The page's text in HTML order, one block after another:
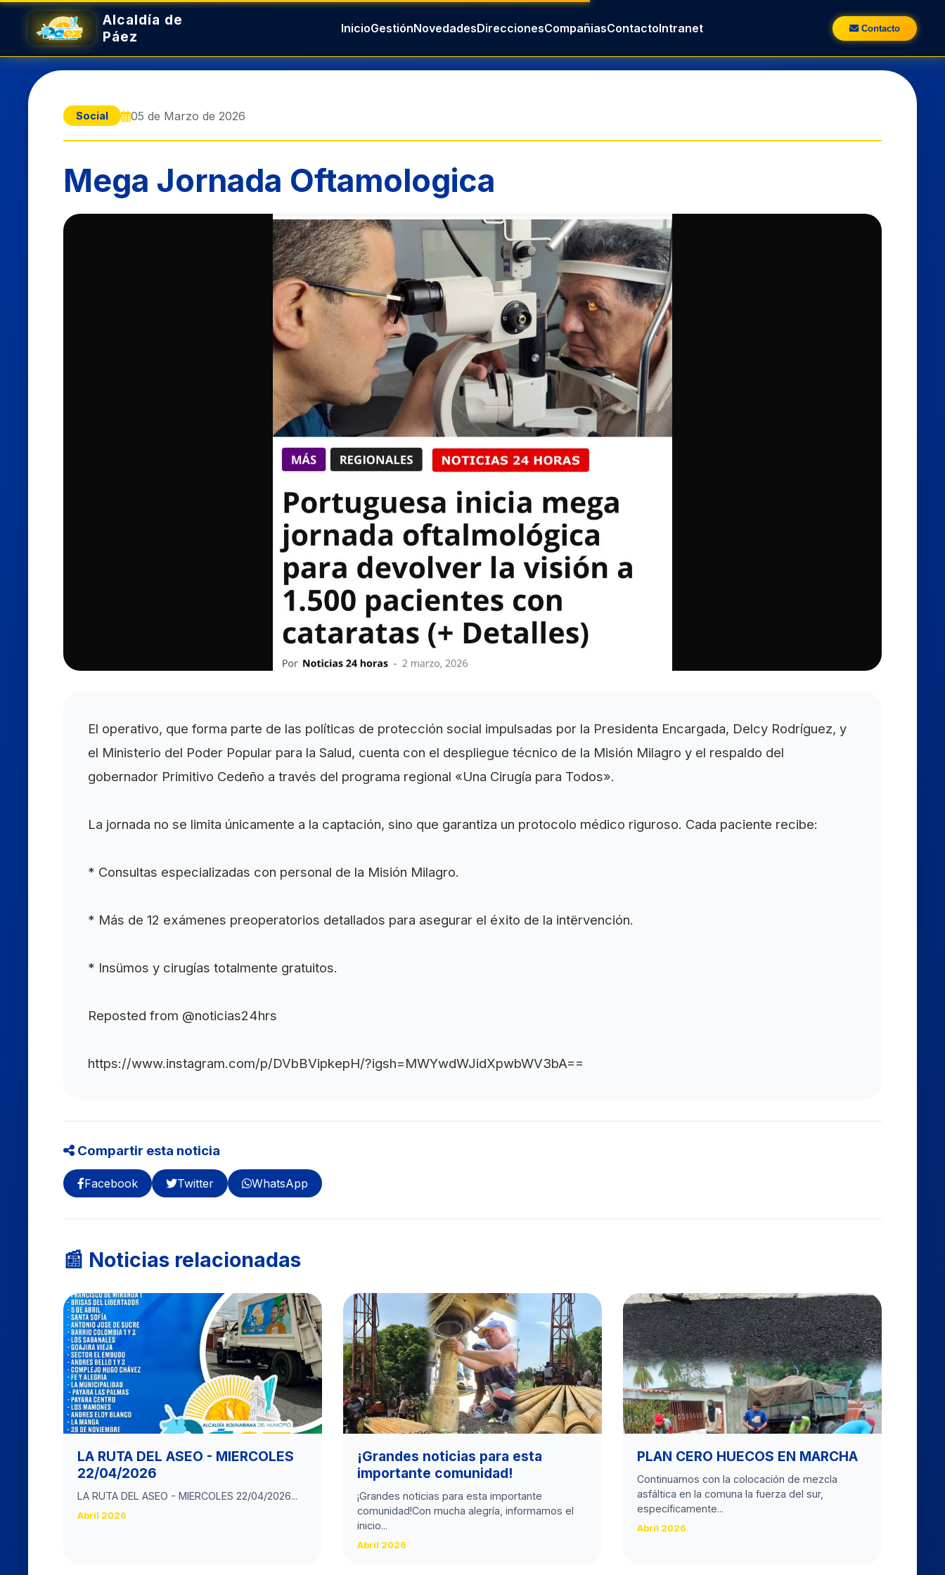
Social 05 de Marzo de 2026
Mega Jornada Oftamologica
El operativo, que forma parte de las políticas de protección social impulsadas por la Presidenta Encargada, Delcy Rodríguez, y
el Ministerio del Poder Popular para la Salud, cuenta con el despliegue técnico de la Misión Milagro y el respaldo del
gobernador Primitivo Cedeño a través del programa regional «Una Cirugía para Todos».
La jornada no se limita únicamente a la captación, sino que garantiza un protocolo médico riguroso. Cada paciente recibe:
* Consultas especializadas con personal de la Misión Milagro.
* Más de 12 exámenes preoperatorios detallados para asegurar el éxito de la intërvención.
* Insümos y cirugías totalmente gratuitos.
Reposted from @noticias24hrs
https://www.instagram.com/p/DVbBVipkepH/?igsh=MWYwdWJidXpwbWV3bA==
Compartir esta noticia
Facebook Twitter WhatsApp
📰 Noticias relacionadas
LA RUTA DEL ASEO - MIERCOLES
22/04/2026
LA RUTA DEL ASEO - MIERCOLES 22/04/2026...
Abril 2026
​¡Grandes noticias para esta
importante comunidad!
​¡Grandes noticias para esta importante
comunidad! ​Con mucha alegría, informamos el
inicio...
Abril 2026
PLAN CERO HUECOS EN MARCHA
Continuamos con la colocación de mezcla
asfáltica en la comuna la fuerza del sur,
específicamente...
Abril 2026